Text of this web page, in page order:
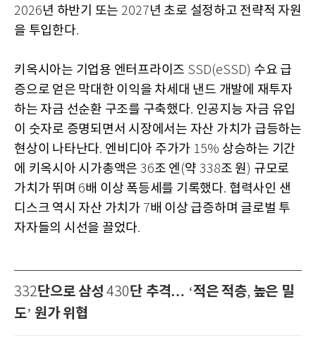
2026년 하반기 또는 2027년 초로 설정하고 전략적 자원
을 투입한다.
키옥시아는 기업용 엔터프라이즈 SSD(eSSD) 수요 급
증으로 얻은 막대한 이익을 차세대 낸드 개발에 재투자
하는 자금 선순환 구조를 구축했다. 인공지능 자금 유입
이 숫자로 증명되면서 시장에서는 자산 가치가 급등하는
현상이 나타난다. 엔비디아 주가가 15% 상승하는 기간
에 키옥시아 시가총액은 36조 엔 (약 338조 원) 규모로
가치가 뛰며 6배 이상 폭등세를 기록했다. 협력사인 샌
디스크 역시 자산 가치가 7배 이상 급증하며 글로벌 투
자자들의 시선을 끌었다.
332단으로 삼성430단 추격… ‘적은 적층, 높은 밀
도’ 원가 위협